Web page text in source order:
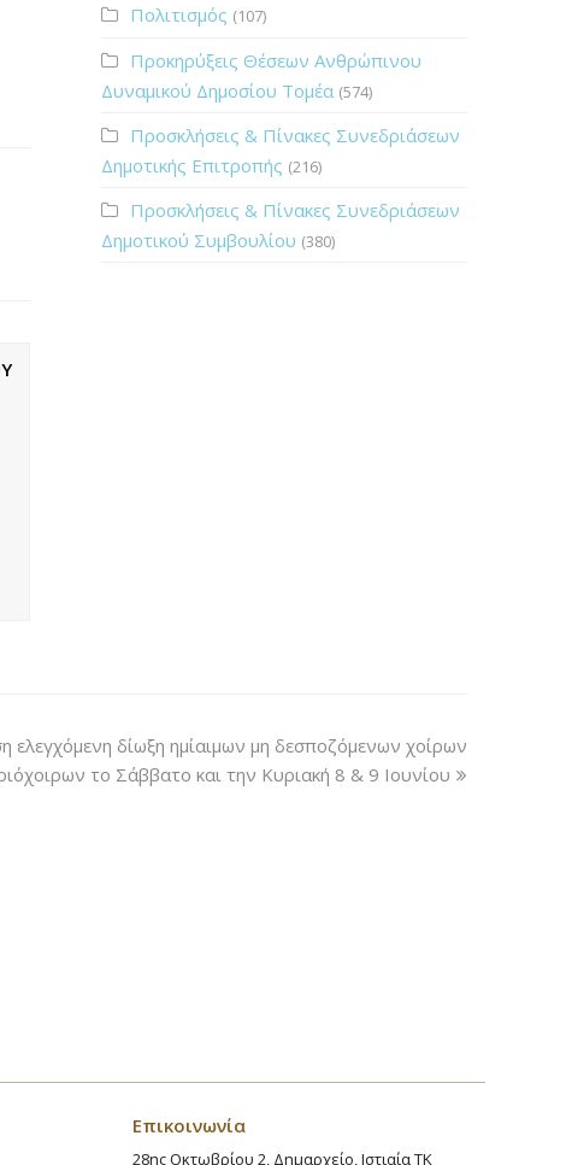
Πολιτισμός (107)
Προκηρύξεις Θέσεων Ανθρώπινου
Δυναμικού Δημοσίου Τομέα (574)
Προσκλήσεις & Πίνακες Συνεδριάσεων
Δημοτικής Επιτροπής (216)
Προσκλήσεις & Πίνακες Συνεδριάσεων
Δημοτικού Συμβουλίου (380)
ελεγχόμενη δίωξη ημίαιμων μη δεσποζόμενων χοίρων
το Σάββατο και την Κυριακή 8 & 9 Ιουνίου
Επικοινωνία
28ης Οκτωβρίου 2, Δημαρχείο, Ιστιαία ΤΚ